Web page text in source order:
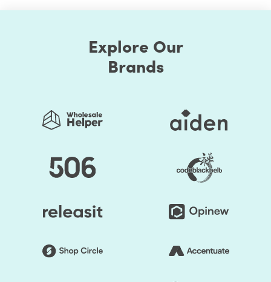
even introduce a variant of a product at discounted rates
Using the Shopify Scripts API reference, you can write the
Shopify Scripts. Sounds complex? Shopify Plus is built to
ease the get-started experience and even the split of the
handle unpublishing of scripts.
Scripts as they provide templates and debugging tools to
write and test scripts before publishing. The Shopify
Script Editor is available for Shopify Plus merchants and
merchants can install custom apps to enable the script on
their store.
Often, merchants use Shopify Scripts to incentivize
customers and increase AOV with discounts at customer
Explore Our
Brands